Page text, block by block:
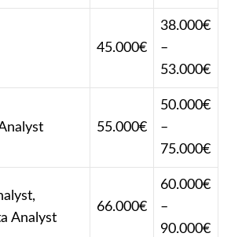
45.000€
38.000€
–
53.000€
55.000€
50.000€
–
75.000€
Analyst
66.000€
60.000€
–
90.000€